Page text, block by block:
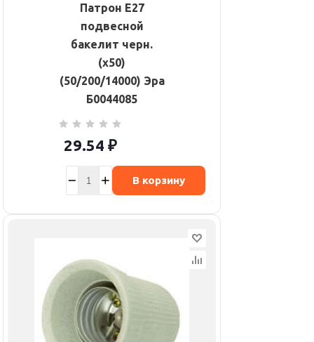
Патрон E27
подвесной
бакелит черн.
(х50)
(50/200/14000) Эра
Б0044085
29.54 ₽
В корзину